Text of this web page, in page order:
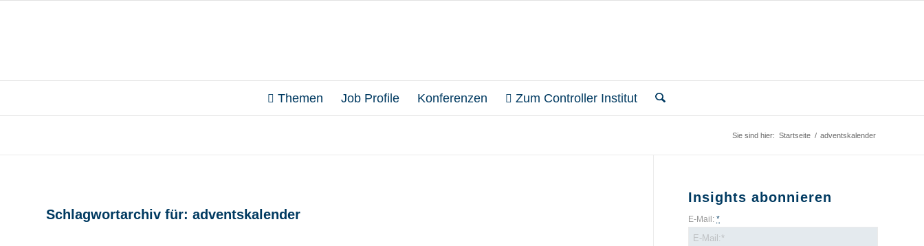
Themen Job Profile Konferenzen Zum Controller Institut
Sie sind hier: Startseite / adventskalender
Schlagwortarchiv für: adventskalender
Insights abonnieren
E-Mail:*